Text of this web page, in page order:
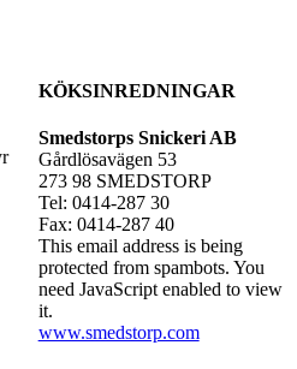
KÖKSINREDNINGAR
Smedstorps Snickeri AB
Gårdlösavägen 53
273 98 SMEDSTORP
Tel: 0414-287 30
Fax: 0414-287 40
This email address is being
protected from spambots. You
need JavaScript enabled to view
it.
www.smedstorp.com